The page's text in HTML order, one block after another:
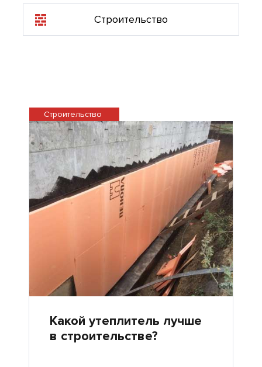
Строительство
Строительство
Какой утеплитель лучше
в строительстве?